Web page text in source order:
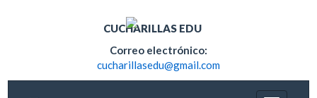
CUCHARILLAS EDU
Correo electrónico:
cucharillasedu@gmail.com